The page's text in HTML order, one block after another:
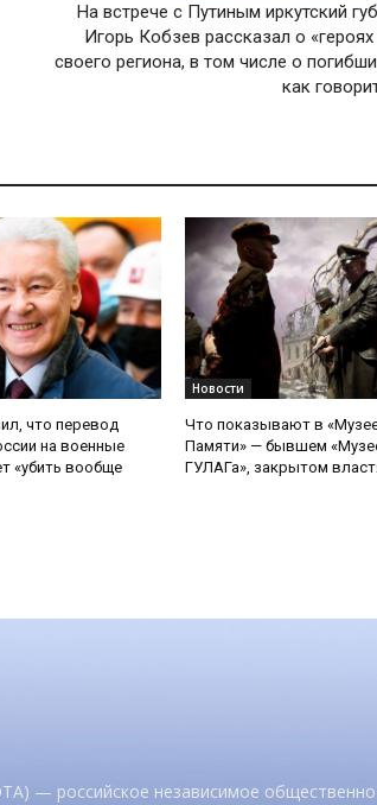
На встрече с Путиным иркутский
Игорь Кобзев рассказал о
своего региона, в том числе о
как
что перевод
на военные
«убить вообще
Новости
Что показывают в
Памяти» — бывшем
ГУЛАГа», закрытом
— российское независимое